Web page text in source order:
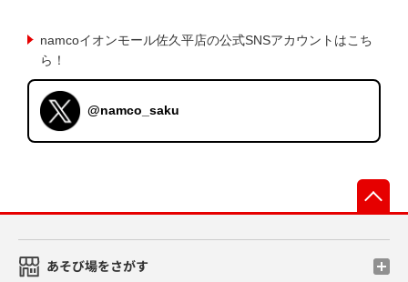
namcoイオンモール佐久平店の公式SNSアカウントはこち
ら！
@namco_saku
あそび場をさがす